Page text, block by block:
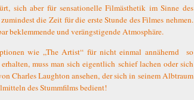
sich aber für sensationelle Filmästhetik im Sinne des
die Zeit für die erste Stunde des Filmes nehmen.
beklemmende und verängstigende Atmosphäre.
wie „The Artist“ für nicht einmal annähernd
so
muss man sich eigentlich schief lachen oder sich
Charles Laughton ansehen, der sich in seinem Albtraum
des Stummfilms bedient!